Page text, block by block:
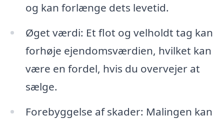
og kan forlænge dets levetid.
Øget værdi: Et flot og velholdt tag kan
forhøje ejendomsværdien, hvilket kan
være en fordel, hvis du overvejer at
sælge.
Forebyggelse af skader: Malingen kan